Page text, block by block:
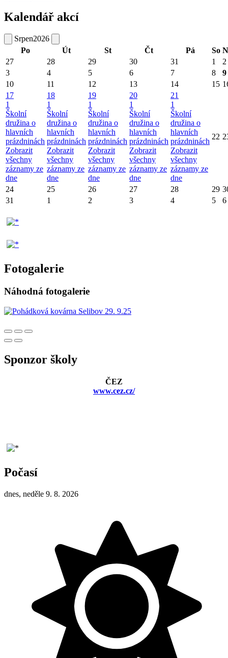
Kalendář akcí
Srpen2026
Po
Út St Čt Pá So
27
28 29 30 31 1
2
3
4 5 6 7 8
9
10
11 12 13 14 15
17
1
Školní
družina o
hlavních
prázdninách
Zobrazit
všechny
záznamy ze
dne
18
1
Školní
družina o
hlavních
prázdninách
Zobrazit
všechny
záznamy ze
dne
19
1
Školní
družina o
hlavních
prázdninách
Zobrazit
všechny
záznamy ze
dne
20
1
Školní
družina o
hlavních
prázdninách
Zobrazit
všechny
záznamy ze
dne
21
1
Školní
družina o
hlavních
prázdninách
Zobrazit
všechny
záznamy ze
dne
22
24 25 26 27 28 29
31
1 2 3 4 5 6
Fotogalerie
Náhodná fotogalerie
Sponzor školy
ČEZ
www.cez.cz/
Počasí
dnes, neděle 9. 8. 2026